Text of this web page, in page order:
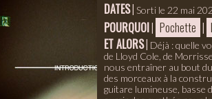
DATES| Sorti le 22 mai
POURQUOI| Pochette |
ET ALORS| Déjà : quelle
de Lloyd Cole, de
nous entraîner au bout
des morceaux à la
guitare lumineuse, basse